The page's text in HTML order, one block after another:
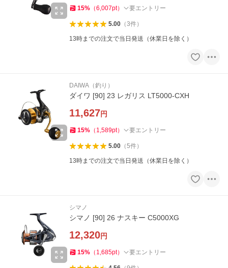
15% （6,007pt） 要エントリー
5.00（3件）
13時までの注文で当日発送（休業日を除く）
DAIWA（釣り）
ダイワ [90] 23 レガリス LT5000-CXH
11,627円
15% （ 1,589pt） 要エントリー
5.00（5件）
13時までの注文で当日発送（休業日を除く）
シマノ
シマノ [90] 26 ナスキー C5000XG
12,320円
15% （ 1,685pt） 要エントリー